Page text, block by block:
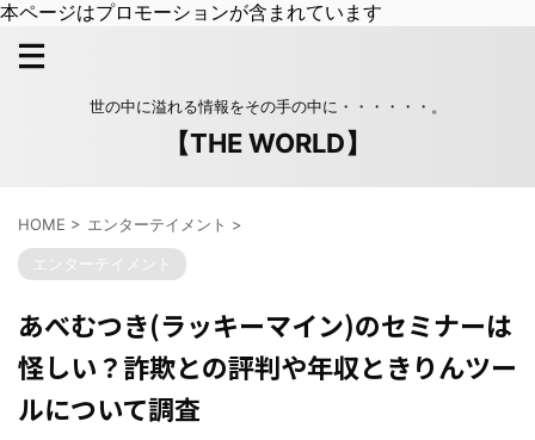
本ページはプロモーションが含まれています
世の中に溢れる情報をその手の中に・・・・・・。
【THE WORLD】
HOME > エンターテイメント >
エンターテイメント
あべむつき(ラッキーマイン)のセミナーは
怪しい？詐欺との評判や年収ときりんツー
ルについて調査